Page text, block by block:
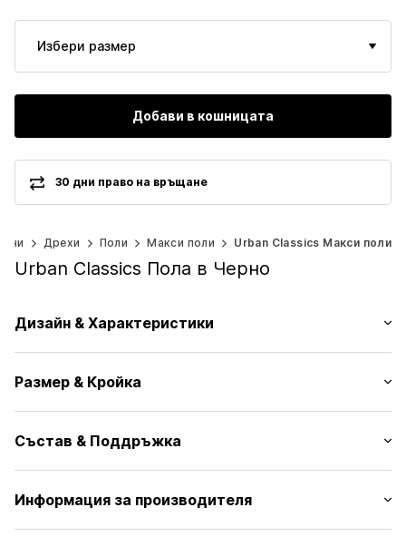
Избери размер
Добави в кошницата
30 дни право на връщане
Дрехи Поли Макси поли Urban Classics Макси поли
Urban Classics Пола в Черно
Дизайн & Характеристики
Вискоза
Машинен подгъв
Ластичен подгъв
Леко падаща материя
Размер & Кройка
Кройка: Нормална форма
Състав & Поддръжка
Материал: 100% Вискоза
Информация за производителя